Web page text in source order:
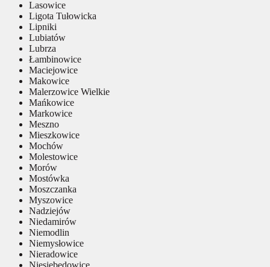
Lasowice
Ligota Tułowicka
Lipniki
Lubiatów
Lubrza
Łambinowice
Maciejowice
Makowice
Malerzowice Wielkie
Mańkowice
Markowice
Meszno
Mieszkowice
Mochów
Molestowice
Morów
Mostówka
Moszczanka
Myszowice
Nadziejów
Niedamirów
Niemodlin
Niemysłowice
Nieradowice
Niesiebędowice